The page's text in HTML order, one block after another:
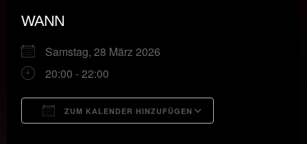
WANN
Samstag, 28 März 2026
20:00 - 22:00
ZUM KALENDER HINZUFÜGEN